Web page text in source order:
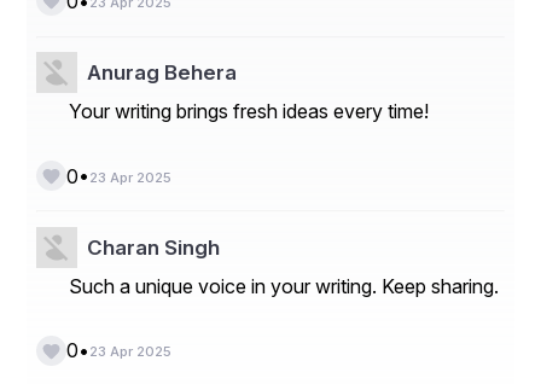
Anurag Behera
Your writing brings fresh ideas every time!
0• 23 Apr 2025
Charan Singh
Such a unique voice in your writing. Keep sharing.
0• 23 Apr 2025